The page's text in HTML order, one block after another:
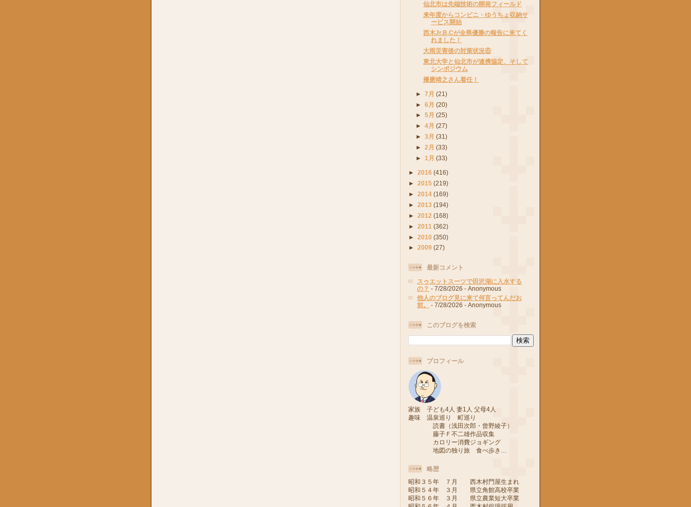
仙北市は先端技術の開発フィールド
来年度からコンビニ・ゆうちょ収納サ
ービス開始
西木Jr.B.Cが全県優勝の報告に来てく
れました！
大雨災害後の対策状況⑥
東北大学と仙北市が連携協定、そして
シンポジウム
播磨靖之さん着任！
►7月(21)
►6月(20)
►5月(25)
►4月(27)
►3月(31)
►2月(33)
► 1月(33)
► 2016 (416)
► 2015 (219)
► 2014 (169)
► 2013 (194)
► 2012 (168)
► 2011 (362)
► 2010 (350)
► 2009 (27)
最新コメント
スゥエットスーツで田沢湖に入水する
の？ - 7/28/2026 - Anonymous
他人のブログ見に来て何言ってんだお
前。
- 7/28/2026 - Anonymous
このブログを検索
プロフィール
家族 子ども4人 妻1人 父母4人
趣味 温泉巡り 町巡り
読書（浅田次郎・曾野綾子）
藤子Ｆ不二雄作品収集
カロリー消費ジョギング
地図の独り旅 食べ歩き…
略歴
昭和３５年 ７月 西木村門屋生まれ
昭和５４年 ３月 県立角館高校卒業
昭和５６年 ３月 県立農業短大卒業